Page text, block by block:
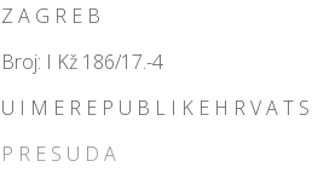
Z A G R E B
Broj: I Kž 186/17.-4
U I M E R E P U B L I K E H R V A T
P R E S U D A